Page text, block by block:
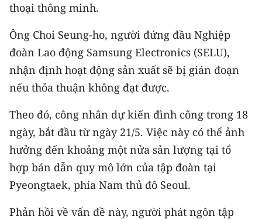
CHƯƠNG TRÌNH OCOP - MỖI XÃ
MỘT SẢN PHẨM
RADIO
E-Magazine
Video
Media Chính trị
thoại thông minh.
Ông Choi Seung-ho, người đứng đầu Nghiệp
đoàn Lao động Samsung Electronics (SELU),
nhận định hoạt động sản xuất sẽ bị gián đoạn
nếu thỏa thuận không đạt được.
Theo đó, công nhân dự kiến đình công trong 18
ngày, bắt đầu từ ngày 21/5. Việc này có thể ảnh
hưởng đến khoảng một nửa sản lượng tại tổ
hợp bán dẫn quy mô lớn của tập đoàn tại
Pyeongtaek, phía Nam thủ đô Seoul.
Phản hồi về vấn đề này, người phát ngôn tập